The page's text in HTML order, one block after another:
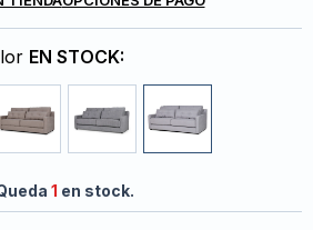
EN STOCK:
1 en stock.